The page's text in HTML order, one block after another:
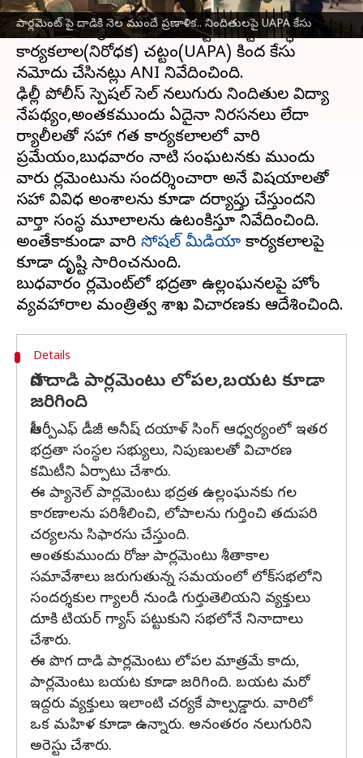
పార్లమెంట్ పై దాడికి నెల ముందే ప్రణాళిక.. నిందితులపై UAPA కేసు
పార్లమెంటు భద్రతా ఉల్లంఘన కేసులో నిందితులపైదిల్లీ
పోలీసులు ఉగ్రవాద నిరోధక చట్టం, చట్టవిరుద్ధ
కార్యకలాపాల(నిరోధక) చట్టం(UAPA) కింద కేసు
నమోదు చేసినట్లు ANI నివేదించింది.
ఢిల్లీ పోలీస్ స్పెషల్ సెల్ నలుగురు నిందితుల విద్యా
నేపథ్యం,​అంతకముందు ఏదైనా నిరసనలు లేదా
ర్యాలీలతో సహా గత కార్యకలాపాలలో వారి
ప్రమేయం,బుధవారం నాటి సంఘటనకు ముందు
వారు పార్లమెంటును సందర్శించారా అనే విషయాలతో
సహా వివిధ అంశాలను కూడా దర్యాప్తు చేస్తుందని
వార్తా సంస్థ మూలాలను ఉటంకిస్తూ నివేదించింది.
అంతేకాకుండా వారి సోషల్ మీడియా కార్యకలాపాలపై
కూడా దృష్టి సారించనుంది.
బుధవారం పార్లమెంట్‌లో భద్రతా ఉల్లంఘనలపై హోం
Details
పొగ దాడి పార్లమెంటు లోపల,బయట కూడా
జరిగింది
సీఆర్పీఎఫ్ డీజీ అనీష్ దయాళ్ సింగ్ ఆధ్వర్యంలో ఇతర
భద్రతా సంస్థల సభ్యులు, నిపుణులతో విచారణ
కమిటీని ఏర్పాటు చేశారు.
ఈ ప్యానెల్ పార్లమెంటు భద్రత ఉల్లంఘనకు గల
కారణాలను పరిశీలించి, లోపాలను గుర్తించి తదుపరి
చర్యలను సిఫారసు చేస్తుంది.
అంతకుముందు రోజు పార్లమెంటు శీతాకాల
సమావేశాలు జరుగుతున్న సమయంలో లోక్‌సభలోని
సందర్శకుల గ్యాలరీ నుండి గుర్తుతెలియని వ్యక్తులు
దూకి టియర్ గ్యాస్ పట్టుకుని సభలోనే నినాదాలు
చేశారు.
ఈ పొగ దాడి పార్లమెంటు లోపల మాత్రమే కాదు,
పార్లమెంటు బయట కూడా జరిగింది. బయట మరో
ఇద్దరు వ్యక్తులు ఇలాంటి చర్యకే పాల్పడ్డారు. వారిలో
ఒక మహిళ కూడా ఉన్నారు. అనంతరం నలుగురిని
అరెస్టు చేశారు.